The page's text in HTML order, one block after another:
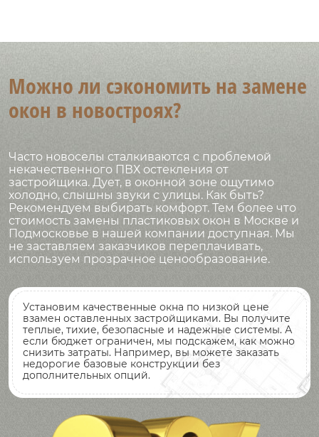
Можно ли сэкономить на замене
окон в новостроях?
Часто новоселы сталкиваются с проблемой
некачественного ПВХ остекления от
застройщика. Дует, в оконной зоне ощутимо
холодно, слышны звуки с улицы. Как быть?
Рекомендуем выбирать комфорт. Тем более что
стоимость замены пластиковых окон в Москве и
Подмосковье в нашей компании доступная. Мы
не заставляем заказчиков переплачивать,
используем прозрачное ценообразование.
Установим качественные окна по низкой цене
взамен оставленных застройщиками. Вы получите
теплые, тихие, безопасные и надежные системы. А
если бюджет ограничен, мы подскажем, как можно
снизить затраты. Например, вы можете заказать
недорогие базовые конструкции без
дополнительных опций.